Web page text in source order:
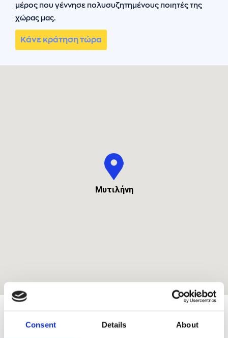
Consent Details About
Cookies
μέρος που γέννησε πολυσυζητημένους ποιητές της
χώρας μας.
Κάνε κράτηση τώρα
Μυτιλήνη
Μυτιλήνη Αξιοθέατα - Τι να δω